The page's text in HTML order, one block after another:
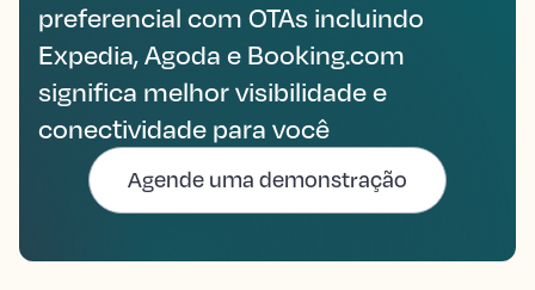
preferencial com OTAs incluindo
Expedia, Agoda e Booking.com
significa melhor visibilidade e
conectividade para você
Agende uma demonstração